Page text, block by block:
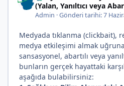
(Yalan, Yanıltıcı veya
Admin ·Gönderi tarihi:7
Medyada tıklanma (clickbait),
medya etkileşimi almak
sansasyonel, abartılı veya
bunların gerçek hayattaki
aşağıda bulabilirsiniz: